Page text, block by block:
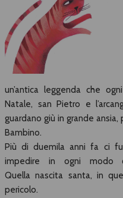
un’antica leggenda che
Natale, san Pietro e
guardano giù in grande ansia,
Bambino.
Più di duemila anni fa ci
impedire in ogni modo
Quella nascita santa, in
pericolo.